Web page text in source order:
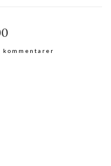
kommentarer